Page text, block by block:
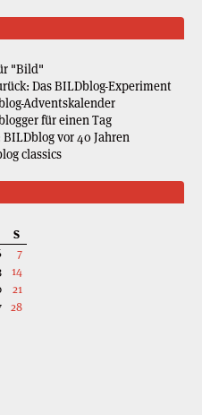
"Bild"
Das BILDblog-Experiment
Adventskalender
für einen Tag
vor 40 Jahren
classics
S
7
14
21
28